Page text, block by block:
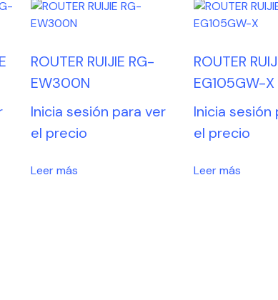
ROUTER RUIJIE RG-
EW300N
Inicia sesión para ver
el precio
Leer más
ROUTER
EG105GW-X
Inicia sesión
el precio
Leer más